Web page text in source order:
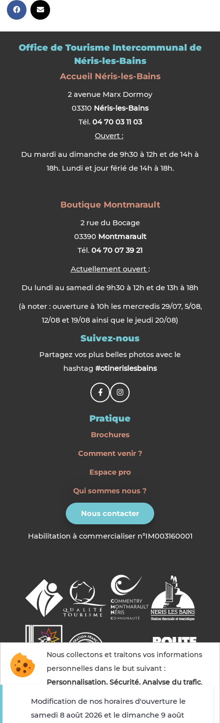
Office de Tourisme Intercommunal de
Néris-les-Bains
Accueil Néris-les-Bains
2 avenue Marx Dormoy
03310 Néris-les-Bains
Tél. 04 70 03 11 03
Ouvert :
Du mardi au dimanche de 9h30 à 12h et de 14h à
18h. Lundi et jour férié de 14h à 18h.
Boutique Montmarault
2 rue du Bocage
03390 Montmarault
Tél. 04 70 07 39 21
Actuellement ouvert :
Du lundi au samedi de 9h30 à 12h et de 13h à 18h
(à noter : ouverture à 10h les mercredis 29/07, 5/08,
12/08 et 19/08 ainsi que le jeudi 20/08)
Suivez-nous
Partagez vos plus belles photos avec le
hashtag #otinerislesbains
Pratique
Brochures
Comment venir ?
Espace pro
Qui sommes nous ?
Nous contacter
Habilitation à commercialiser n°IM003160001
Modification de nos horaires d'ouverture le
samedi 8 août 2026 et le dimanche 9 août
Nous collectons et traitons vos informations
personnelles dans le but suivant :
Personnalisation, Sécurité, Analyse du trafic.
Accepter